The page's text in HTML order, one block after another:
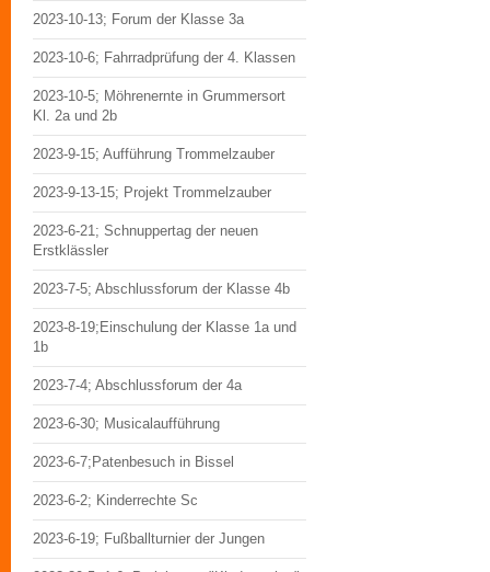
2023-10-13; Forum der Klasse 3a
2023-10-6; Fahrradprüfung der 4. Klassen
2023-10-5; Möhrenernte in Grummersort
Kl. 2a und 2b
2023-9-15; Aufführung Trommelzauber
2023-9-13-15; Projekt Trommelzauber
2023-6-21; Schnuppertag der neuen
Erstklässler
2023-7-5; Abschlussforum der Klasse 4b
2023-8-19;Einschulung der Klasse 1a und
1b
2023-7-4; Abschlussforum der 4a
2023-6-30; Musicalaufführung
2023-6-7;Patenbesuch in Bissel
2023-6-2; Kinderrechte Sc
2023-6-19; Fußballturnier der Jungen